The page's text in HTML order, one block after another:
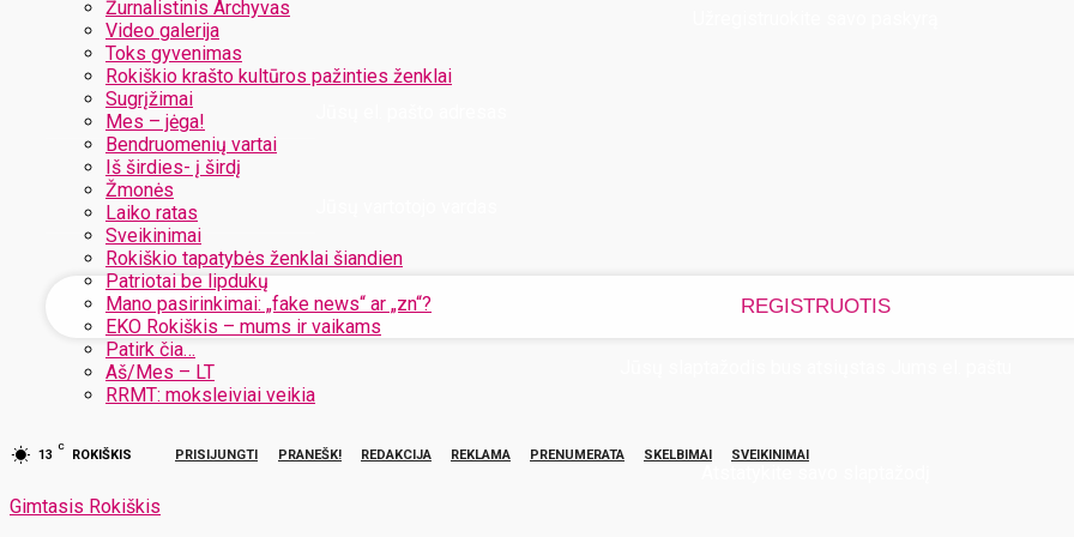
Žurnalistinis Archyvas
Video galerija
Toks gyvenimas
Rokiškio krašto kultūros pažinties ženklai
Sugrįžimai
Mes – jėga!
Bendruomenių vartai
Iš širdies- į širdį
Žmonės
Laiko ratas
Sveikinimai
Rokiškio tapatybės ženklai šiandien
Patriotai be lipdukų
Mano pasirinkimai: „fake news“ ar „zn“?
EKO Rokiškis – mums ir vaikams
Patirk čia…
Aš/Mes – LT
RRMT: moksleiviai veikia
13
C
ROKIŠKIS PRISIJUNGTI PRANEŠK! REDAKCIJA REKLAMA PRENUMERATA SKELBIMAI SVEIKINIMAI
Gimtasis Rokiškis